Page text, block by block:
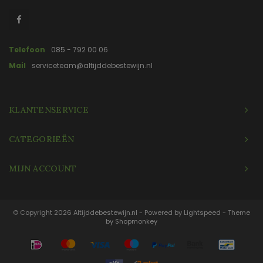
Telefoon
085 - 792 00 06
Mail
serviceteam@altijddebestewijn.nl
KLANTENSERVICE
CATEGORIEËN
MIJN ACCOUNT
© Copyright 2026 Altijddebestewijn.nl - Powered by Lightspeed - Theme
by Shopmonkey